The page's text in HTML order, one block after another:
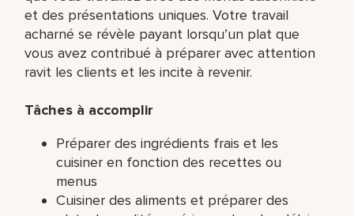
et des présentations uniques. Votre travail
acharné se révèle payant lorsqu’un plat que
vous avez contribué à préparer avec attention
ravit les clients et les incite à revenir.
Tâches à accomplir
Préparer des ingrédients frais et les
cuisiner en fonction des recettes ou
menus
Cuisiner des aliments et préparer des